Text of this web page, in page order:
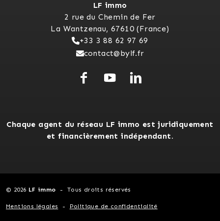
LF immo
2 rue du Chemin de Fer
La Wantzenau, 67610 (France)
+33 3 88 62 97 69
contact@bylf.fr
Chaque agent du réseau LF immo est juridiquement
et financièrement indépendant.
© 2026 LF immo Tous droits réservés
Mentions légales Politique de confidentialité